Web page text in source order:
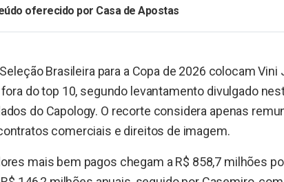
oferecido por Casa de Apostas
Brasileira para a Copa de 2026 colocam Vini
do top 10, segundo levantamento divulgado
do Capology. O recorte considera apenas
comerciais e direitos de imagem.
mais bem pagos chegam a R$ 858,7 milhões